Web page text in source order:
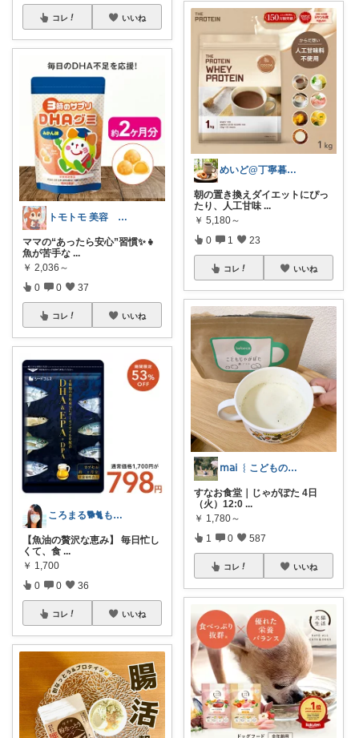
コレ いいね
トモトモ 美容 食品 子育てルーム
ママの“あったら安心”習慣✨👧
魚が苦手な ...
￥ 2,036～
0 0 37
コレ いいね
ころまる🐕🐈もふもふ愛好家💓
【魚油の贅沢な恵み】 毎日忙し
くて、食 ...
￥ 1,700
0 0 36
コレ いいね
めいど@丁寧暮らし✨️
朝の置き換えダイエットにぴっ
たり、人工甘味 ...
￥ 5,180～
0 1 23
コレ いいね
𝗆𝖺𝗂 ︴こどものいる暮らし
すなお食堂｜じゃがぽた 4日
（火）12:0 ...
￥ 1,780～
1 0 587
コレ いいね